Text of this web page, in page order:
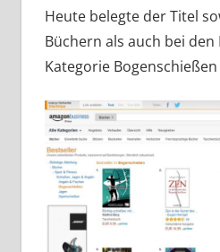
Heute belegte der Titel
Büchern als auch bei den
Kategorie